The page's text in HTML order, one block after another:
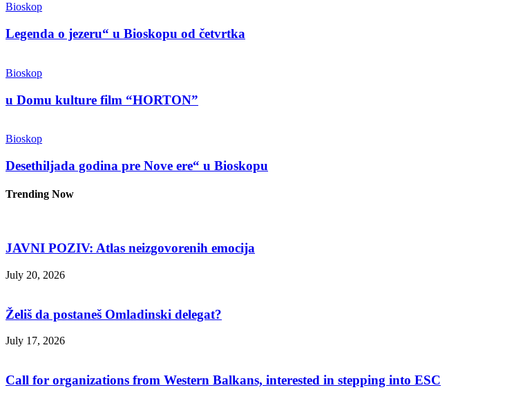
Bioskop
Legenda o jezeru“ u Bioskopu od četvrtka
Bioskop
u Domu kulture film “HORTON”
Bioskop
Desethiljada godina pre Nove ere“ u Bioskopu
Trending Now
JAVNI POZIV: Atlas neizgovorenih emocija
July 20, 2026
Želiš da postaneš Omladinski delegat?
July 17, 2026
Call for organizations from Western Balkans, interested in stepping into ESC